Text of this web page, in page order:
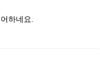
하네요.